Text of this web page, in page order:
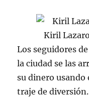
Los seguidores
la ciudad se las
su dinero usando
traje de